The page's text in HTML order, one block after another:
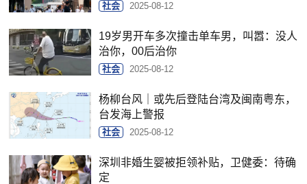
社会 2025-08-12
19岁男开车多次撞击单车男，叫嚣：没人
治你，00后治你
社会 2025-08-12
杨柳台风｜或先后登陆台湾及闽南粤东，
台发海上警报
社会 2025-08-12
深圳非婚生婴被拒领补贴，卫健委：待确
定